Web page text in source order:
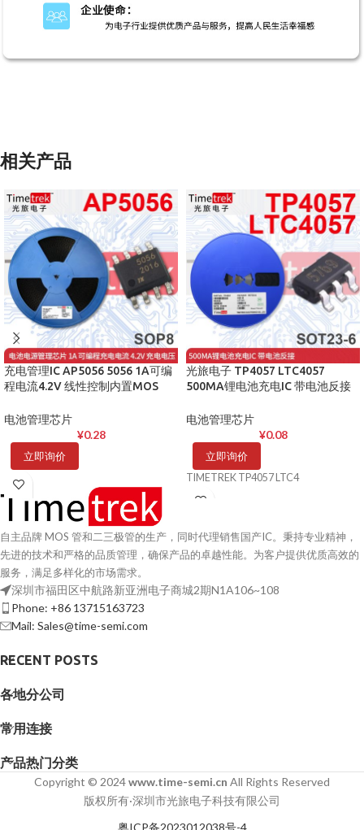
相关产品
充电管理IC AP5056 5056 1A可编
程电流4.2V 线性控制内置MOS
电池管理芯片
¥0.28
立即询价
光旅电子 TP4057 LTC4057
500MA锂电池充电IC 带电池反接
电池管理芯片
¥0.08
立即询价
TIMETREK TP4057 LTC4
自主品牌 MOS 管和二三极管的生产，同时代理销售国产IC。秉持专业精神，
先进的技术和严格的品质管理，确保产品的卓越性能。为客户提供优质高效的
服务，满足多样化的市场需求。
深圳市福田区中航路新亚洲电子商城2期N1A106~108
Phone: +86 13715163723
Mail: Sales@time-semi.com
RECENT POSTS
各地分公司
常用连接
产品热门分类
Copyright © 2024www.time-semi.cn All Rights Reserved
版权所有·深圳市光旅电子科技有限公司
粤ICP备2023012038号-4